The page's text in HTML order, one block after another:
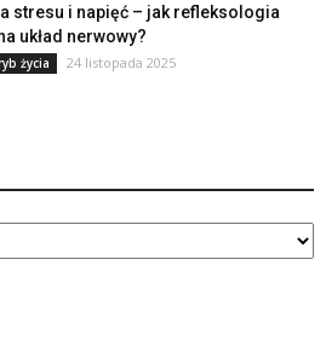
stresu i napięć – jak refleksologia
układ nerwowy?
życia 24 listopada 2025